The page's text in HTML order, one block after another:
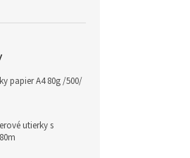
papier A4 80g /500/
utierky s